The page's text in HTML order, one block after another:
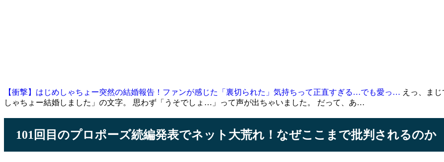
【衝撃】はじめしゃちょー突然の結婚報告！ファンが感じた「裏切られた」気持ちって正直すぎる…でも愛っ… えっ、ま
しゃちょー結婚しました」の文字。 思わず「うそでしょ…」って声が出ちゃいました。 だって、あ…
101回目のプロポーズ続編発表でネット大荒れ！なぜここまで批判されるのか